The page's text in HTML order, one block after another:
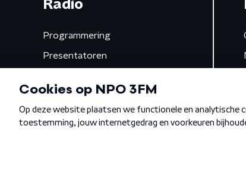
Radio
Programmering
Presentatoren
Gemist
Algemene voorwaarden Privacybeleid